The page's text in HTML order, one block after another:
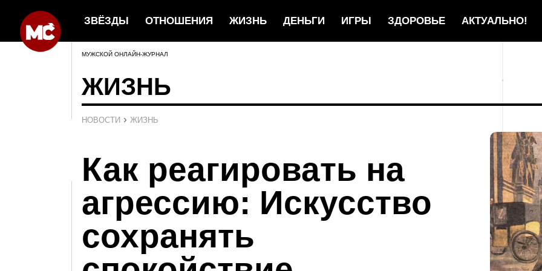
ЗВЁЗДЫ ОТНОШЕНИЯ ЖИЗНЬ ДЕНЬГИ ИГРЫ ЗДОРОВЬЕ АКТУАЛЬНО!
МУЖСКОЙ ОНЛАЙН-ЖУРНАЛ
ЖИЗНЬ
НОВОСТИ › ЖИЗНЬ
Как реагировать на
агрессию: Искусство
сохранять